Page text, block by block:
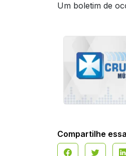
Um boletim de
Compartilhe